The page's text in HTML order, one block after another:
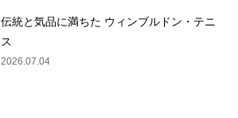
伝統と気品に満ちた ウィンブルドン・テニ
ス
2026.07.04